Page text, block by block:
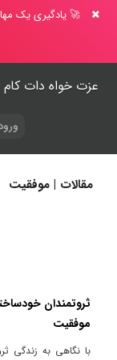
🚀 یادگیری یک
عزت خواه دات کام
مقالات | موفقیت
ثروتمندان
موفقیت
با نگاهی به زندگی